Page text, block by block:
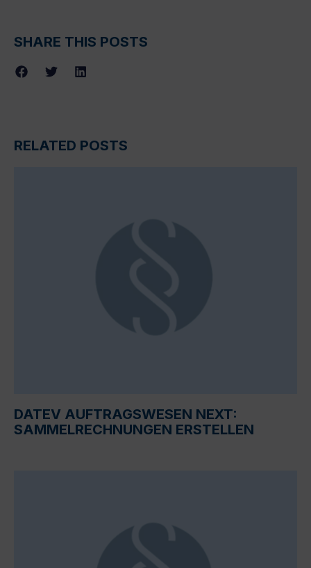
SHARE THIS POSTS
RELATED POSTS
DATEV AUFTRAGSWESEN NEXT:
SAMMELRECHNUNGEN ERSTELLEN